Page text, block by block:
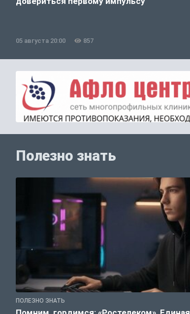
05 августа 20:00 857
Полезно знать
ПОЛЕЗНО ЗНАТЬ